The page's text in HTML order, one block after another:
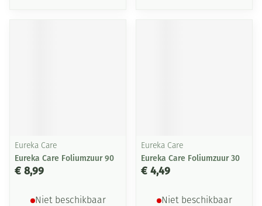
Eureka Care
Eureka Care Foliumzuur 90
€ 8,99
Niet beschikbaar
Eureka Care
Eureka Care Foliumzuur 30
€ 4,49
Niet beschikbaar